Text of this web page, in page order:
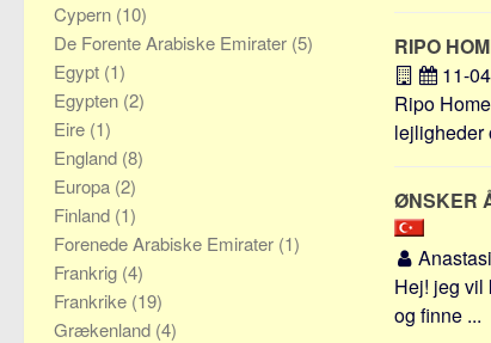
RIPO
11-
Ripo
lejligheder
ØNSKER
Hej! jeg vil
og finne ...
Cypern (10)
De Forente Arabiske Emirater (5)
Egypt (1)
Egypten (2)
Eire (1)
England (8)
Europa (2)
Finland (1)
Forenede Arabiske Emirater (1)
Frankrig (4)
Frankrike (19)
Grækenland (4)